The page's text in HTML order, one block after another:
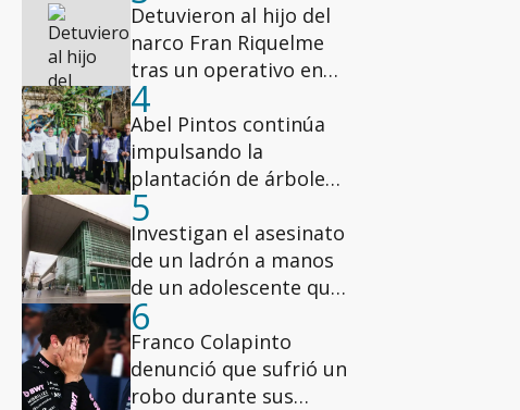
millonario en la zona
oeste de Rosario
Detuvieron al hijo del
narco Fran Riquelme
tras un operativo en
los Condominios del
Alto
4
Abel Pintos continúa
impulsando la
plantación de árboles
de nuez pecán en los
hospitales de la ciudad
de Buenos Aires
5
Investigan el asesinato
de un ladrón a manos
de un adolescente que
lo atacó con un
cuchillo en el cuello en
zona oeste
6
Franco Colapinto
denunció que sufrió un
robo durante sus